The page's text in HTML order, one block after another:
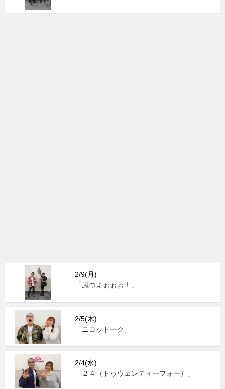
2/9(月)
「風つよぉぉぉ！」
2/5(木)
「ニコットーク」
2/4(水)
「２４（トゥウェンティーフォー）」